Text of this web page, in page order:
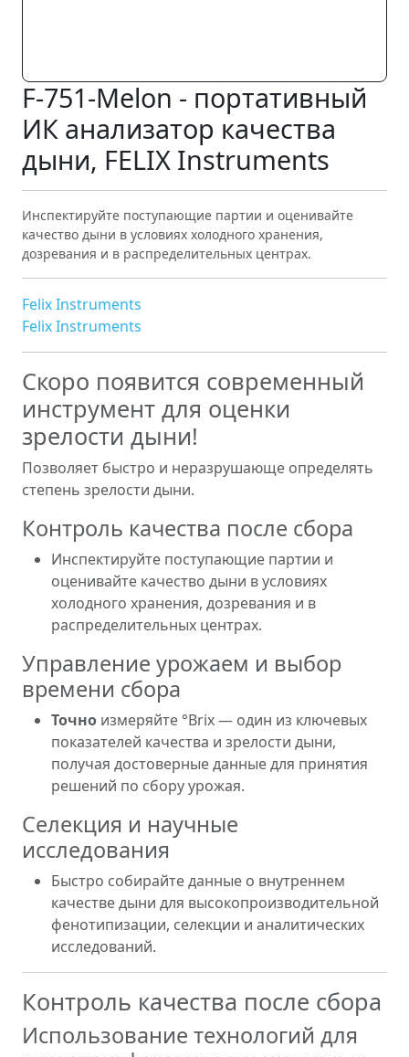
F-751-Melon - портативный
ИК анализатор качества
дыни, FELIX Instruments
Инспектируйте поступающие партии и оценивайте
качество дыни в условиях холодного хранения,
дозревания и в распределительных центрах.
Felix Instruments
Felix Instruments
Скоро появится современный
инструмент для оценки
зрелости дыни!
Позволяет быстро и неразрушающе определять
степень зрелости дыни.
Контроль качества после сбора
Инспектируйте поступающие партии и
оценивайте качество дыни в условиях
холодного хранения, дозревания и в
распределительных центрах.
Управление урожаем и выбор
времени сбора
Точно измеряйте °Brix — один из ключевых
показателей качества и зрелости дыни,
получая достоверные данные для принятия
решений по сбору урожая.
Селекция и научные
исследования
Быстро собирайте данные о внутреннем
качестве дыни для высокопроизводительной
фенотипизации, селекции и аналитических
исследований.
Контроль качества после сбора
Использование технологий для